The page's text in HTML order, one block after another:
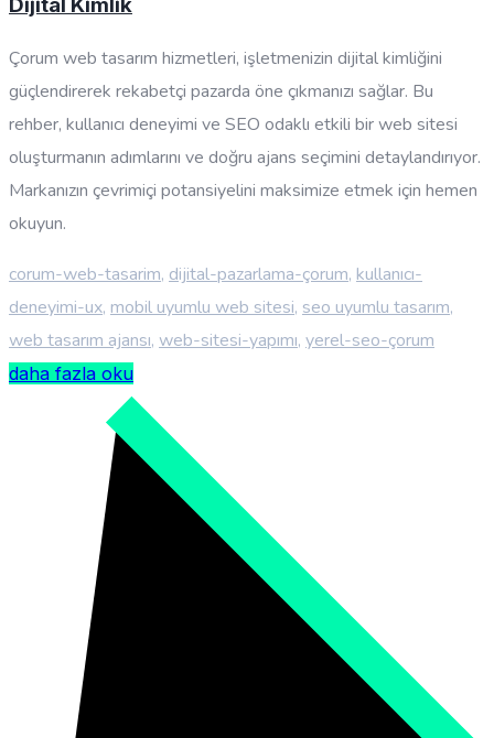
Çorum web tasarım hizmetleri, işletmenizin dijital kimliğini
güçlendirerek rekabetçi pazarda öne çıkmanızı sağlar. Bu
rehber, kullanıcı deneyimi ve SEO odaklı etkili bir web sitesi
oluşturmanın adımlarını ve doğru ajans seçimini detaylandırıyor.
Markanızın çevrimiçi potansiyelini maksimize etmek için hemen
okuyun.
corum-web-tasarim, dijital-pazarlama-çorum, kullanıcı-
deneyimi-ux, mobil uyumlu web sitesi, seo uyumlu tasarım,
web tasarım ajansı, web-sitesi-yapımı, yerel-seo-çorum
daha fazla oku